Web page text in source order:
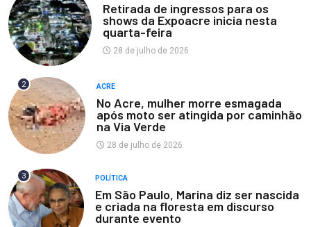
Retirada de ingressos para os
shows da Expoacre inicia nesta
quarta-feira
28 de julho de 2026
2 ACRE
No Acre, mulher morre esmagada
após moto ser atingida por caminhão
na Via Verde
28 de julho de 2026
3 POLÍTICA
Em São Paulo, Marina diz ser nascida
e criada na floresta em discurso
durante evento